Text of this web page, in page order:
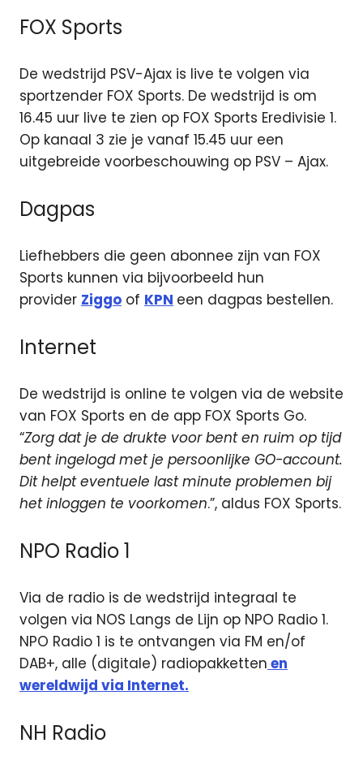
FOX Sports
De wedstrijd PSV-Ajax is live te volgen via
sportzender FOX Sports. De wedstrijd is om
16.45 uur live te zien op FOX Sports Eredivisie 1.
Op kanaal 3 zie je vanaf 15.45 uur een
uitgebreide voorbeschouwing op PSV – Ajax.
Dagpas
Liefhebbers die geen abonnee zijn van FOX
Sports kunnen via bijvoorbeeld hun
provider Ziggo of KPN een dagpas bestellen.
Internet
De wedstrijd is online te volgen via de website
van FOX Sports en de app FOX Sports Go.
“Zorg dat je de drukte voor bent en ruim op tijd
bent ingelogd met je persoonlijke GO-account.
Dit helpt eventuele last minute problemen bij
het inloggen te voorkomen.”, aldus FOX Sports.
NPO Radio 1
Via de radio is de wedstrijd integraal te
volgen via NOS Langs de Lijn op NPO Radio 1.
NPO Radio 1 is te ontvangen via FM en/of
DAB+, alle (digitale) radiopakketten en
wereldwijd via Internet.
NH Radio